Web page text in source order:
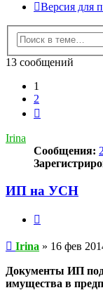
Версия для
13 сообщений
1
2
Irina
Сообщения:
ИП на УСН
Сообщение
Irina » 16 фев
Документы ИП
имущества в